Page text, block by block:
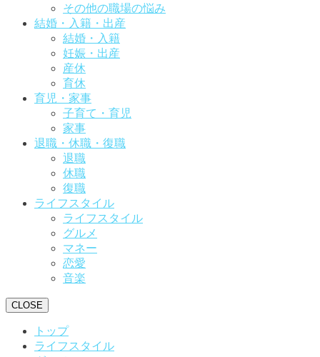
その他の職場の悩み
結婚・入籍・出産
結婚・入籍
妊娠・出産
産休
育休
育児・家事
子育て・育児
家事
退職・休職・復職
退職
休職
復職
ライフスタイル
ライフスタイル
グルメ
マネー
恋愛
音楽
CLOSE
トップ
ライフスタイル